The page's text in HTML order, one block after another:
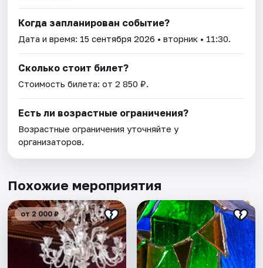
Когда запланирован событие?
Дата и время: 15 сентября 2026 • вторник • 11:30.
Сколько стоит билет?
Стоимость билета: от 2 850 ₽.
Есть ли возрастные ограничения?
Возрастные ограничения уточняйте у
организаторов.
Похожие мероприятия
от 2 000 ₽